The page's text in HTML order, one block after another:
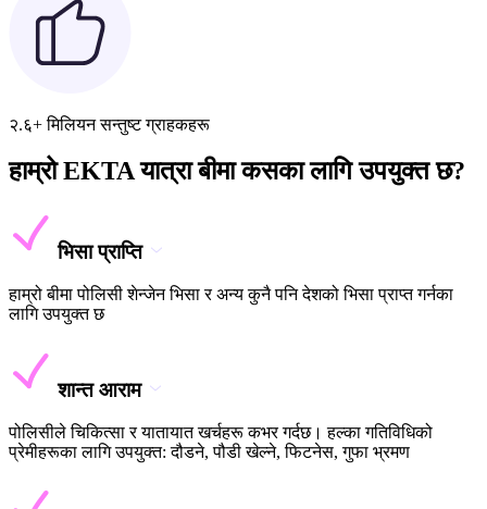
२.६+ मिलियन सन्तुष्ट ग्राहकहरू
हाम्रो EKTA यात्रा बीमा कसका लागि उपयुक्त छ?
भिसा प्राप्ति
हाम्रो बीमा पोलिसी शेन्जेन भिसा र अन्य कुनै पनि देशको भिसा प्राप्त गर्नका
लागि उपयुक्त छ
शान्त आराम
पोलिसीले चिकित्सा र यातायात खर्चहरू कभर गर्दछ। हल्का गतिविधिको
प्रेमीहरूका लागि उपयुक्त: दौडने, पौडी खेल्ने, फिटनेस, गुफा भ्रमण